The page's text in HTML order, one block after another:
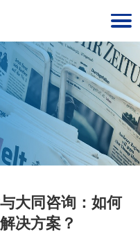
大同咨询：如何
决方案？